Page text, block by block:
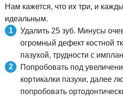
Нам кажется, что их три, и
идеальным.
Удалить 25 зуб. Минусы
огромный дефект костной
пазухой, трудности с
Попробовать под
кортикалки пазухи, далее
попробовать